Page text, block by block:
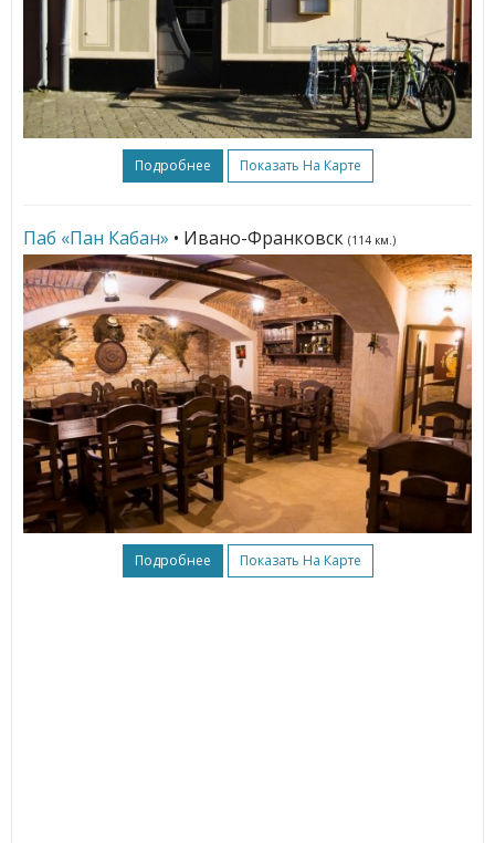
Подробнее Показать На Карте
Паб «Пан Кабан» • Ивано-Франковск (114 км.)
Подробнее Показать На Карте